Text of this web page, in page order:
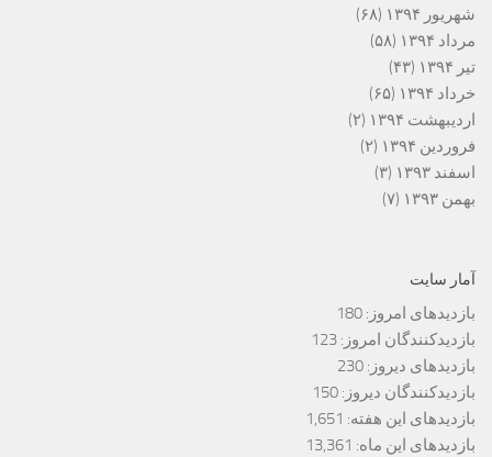
شهریور ۱۳۹۴
(۶۸)
مرداد ۱۳۹۴
(۵۸)
تیر ۱۳۹۴
(۴۳)
خرداد ۱۳۹۴
(۶۵)
اردیبهشت ۱۳۹۴
(۲)
فروردین ۱۳۹۴
(۲)
اسفند ۱۳۹۳
(۳)
بهمن ۱۳۹۳
(۷)
آمار سایت
بازدیدهای امروز: 180
بازدیدکنندگان امروز: 123
بازدیدهای دیروز: 230
بازدیدکنندگان دیروز: 150
بازدیدهای این هفته: 1,651
بازدیدهای این ماه: 13,361